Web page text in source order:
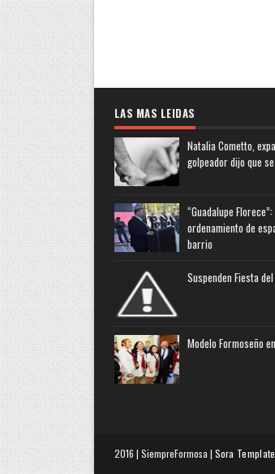
LAS MAS LEIDAS
Natalia Cometto,
golpeador dijo que
“Guadalupe
ordenamiento de
barrio
Suspenden Fiesta
Modelo Formoseño
2016 | SiempreFormosa | Sora